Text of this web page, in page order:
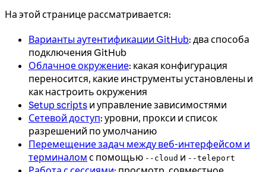
На этой странице рассматривается:
Варианты аутентификации GitHub: два способа
подключения GitHub
Облачное окружение: какая конфигурация
переносится, какие инструменты установлены и
как настроить окружения
Setup scripts и управление зависимостями
Сетевой доступ: уровни, прокси и список
разрешений по умолчанию
Перемещение задач между веб-интерфейсом и
терминалом с помощью --cloud и --teleport